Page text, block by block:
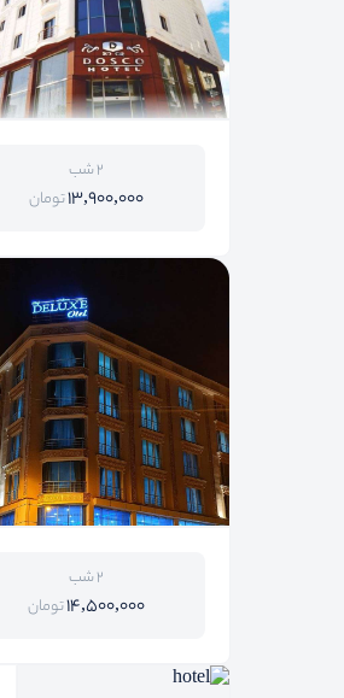
2 شب
13,900,000تومان
2 شب
14,500,000تومان